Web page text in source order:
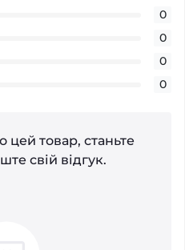
0
0
0
0
цей товар, станьте
свій відгук.